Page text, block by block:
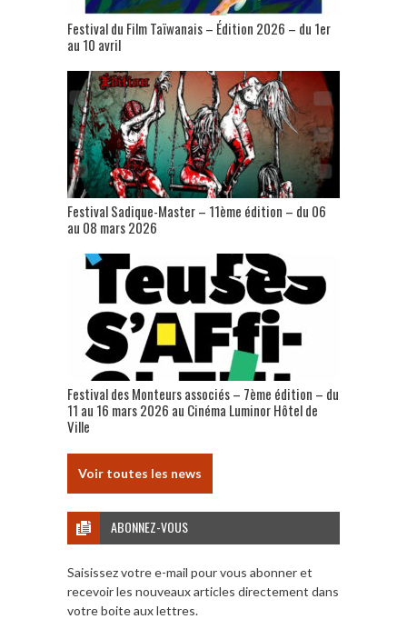
Festival du Film Taïwanais – Édition 2026 – du 1er
au 10 avril
Festival Sadique-Master – 11ème édition – du 06
au 08 mars 2026
Festival des Monteurs associés – 7ème édition – du
11 au 16 mars 2026 au Cinéma Luminor Hôtel de
Ville
Voir toutes les news
ABONNEZ-VOUS
Saisissez votre e-mail pour vous abonner et
recevoir les nouveaux articles directement dans
votre boite aux lettres.